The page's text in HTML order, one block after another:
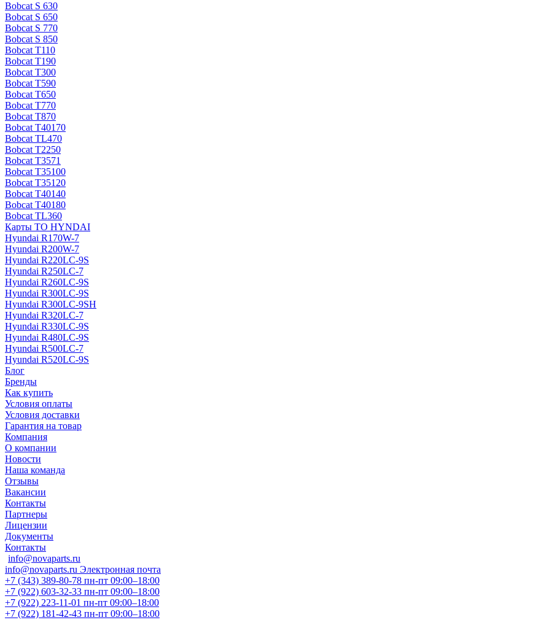
Bobcat S 630
Bobcat S 650
Bobcat S 770
Bobcat S 850
Bobcat T110
Bobcat T190
Bobcat T300
Bobcat T590
Bobcat T650
Bobcat T770
Bobcat T870
Bobcat T40170
Bobcat TL470
Bobcat Т2250
Bobcat Т3571
Bobcat Т35100
Bobcat Т35120
Bobcat Т40140
Bobcat Т40180
Bobcat ТL360
Карты ТО HYNDAI
Hyundai R170W-7
Hyundai R200W-7
Hyundai R220LC-9S
Hyundai R250LC-7
Hyundai R260LC-9S
Hyundai R300LC-9S
Hyundai R300LC-9SH
Hyundai R320LC-7
Hyundai R330LC-9S
Hyundai R480LC-9S
Hyundai R500LC-7
Hyundai R520LC-9S
Блог
Бренды
Как купить
Условия оплаты
Условия доставки
Гарантия на товар
Компания
О компании
Новости
Наша команда
Отзывы
Вакансии
Контакты
Партнеры
Лицензии
Документы
Контакты
info@novaparts.ru
info@novaparts.ru Электронная почта
+7 (343) 389-80-78 пн-пт 09:00–18:00
+7 (922) 603-32-33 пн-пт 09:00–18:00
+7 (922) 223-11-01 пн-пт 09:00–18:00
+7 (922) 181-42-43 пн-пт 09:00–18:00